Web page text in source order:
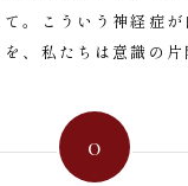
。こういう神経症
、私たちは意識の
0